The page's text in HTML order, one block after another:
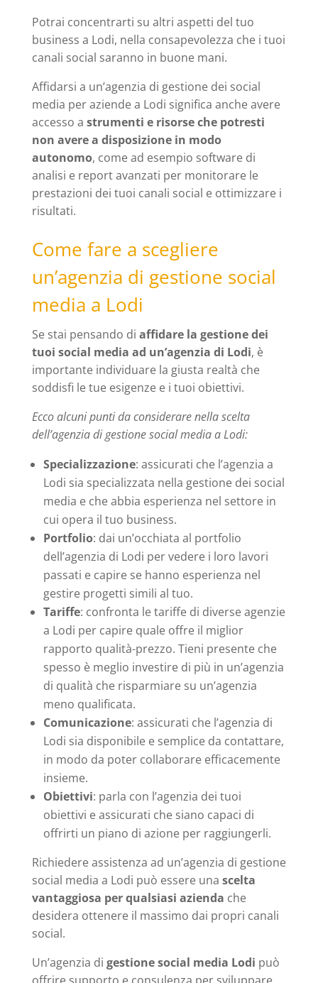
Potrai concentrarti su altri aspetti del tuo
business a Lodi, nella consapevolezza che i tuoi
canali social saranno in buone mani.
Affidarsi a un’agenzia di gestione dei social
media per aziende a Lodi significa anche avere
accesso a strumenti e risorse che potresti
non avere a disposizione in modo
autonomo, come ad esempio software di
analisi e report avanzati per monitorare le
prestazioni dei tuoi canali social e ottimizzare i
risultati.
Come fare a scegliere
un’agenzia di gestione social
media a Lodi
Se stai pensando di affidare la gestione dei
tuoi social media ad un’agenzia di Lodi, è
importante individuare la giusta realtà che
soddisfi le tue esigenze e i tuoi obiettivi.
Ecco alcuni punti da considerare nella scelta
dell’agenzia di gestione social media a Lodi:
Specializzazione: assicurati che l’agenzia a
Lodi sia specializzata nella gestione dei social
media e che abbia esperienza nel settore in
cui opera il tuo business.
Portfolio: dai un’occhiata al portfolio
dell’agenzia di Lodi per vedere i loro lavori
passati e capire se hanno esperienza nel
gestire progetti simili al tuo.
Tariffe: confronta le tariffe di diverse agenzie
a Lodi per capire quale offre il miglior
rapporto qualità-prezzo. Tieni presente che
spesso è meglio investire di più in un’agenzia
di qualità che risparmiare su un’agenzia
meno qualificata.
Comunicazione: assicurati che l’agenzia di
Lodi sia disponibile e semplice da contattare,
in modo da poter collaborare efficacemente
insieme.
Obiettivi: parla con l’agenzia dei tuoi
obiettivi e assicurati che siano capaci di
offrirti un piano di azione per raggiungerli.
Richiedere assistenza ad un’agenzia di gestione
social media a Lodi può essere una scelta
vantaggiosa per qualsiasi azienda che
desidera ottenere il massimo dai propri canali
social.
Un’agenzia di gestione social media Lodi può